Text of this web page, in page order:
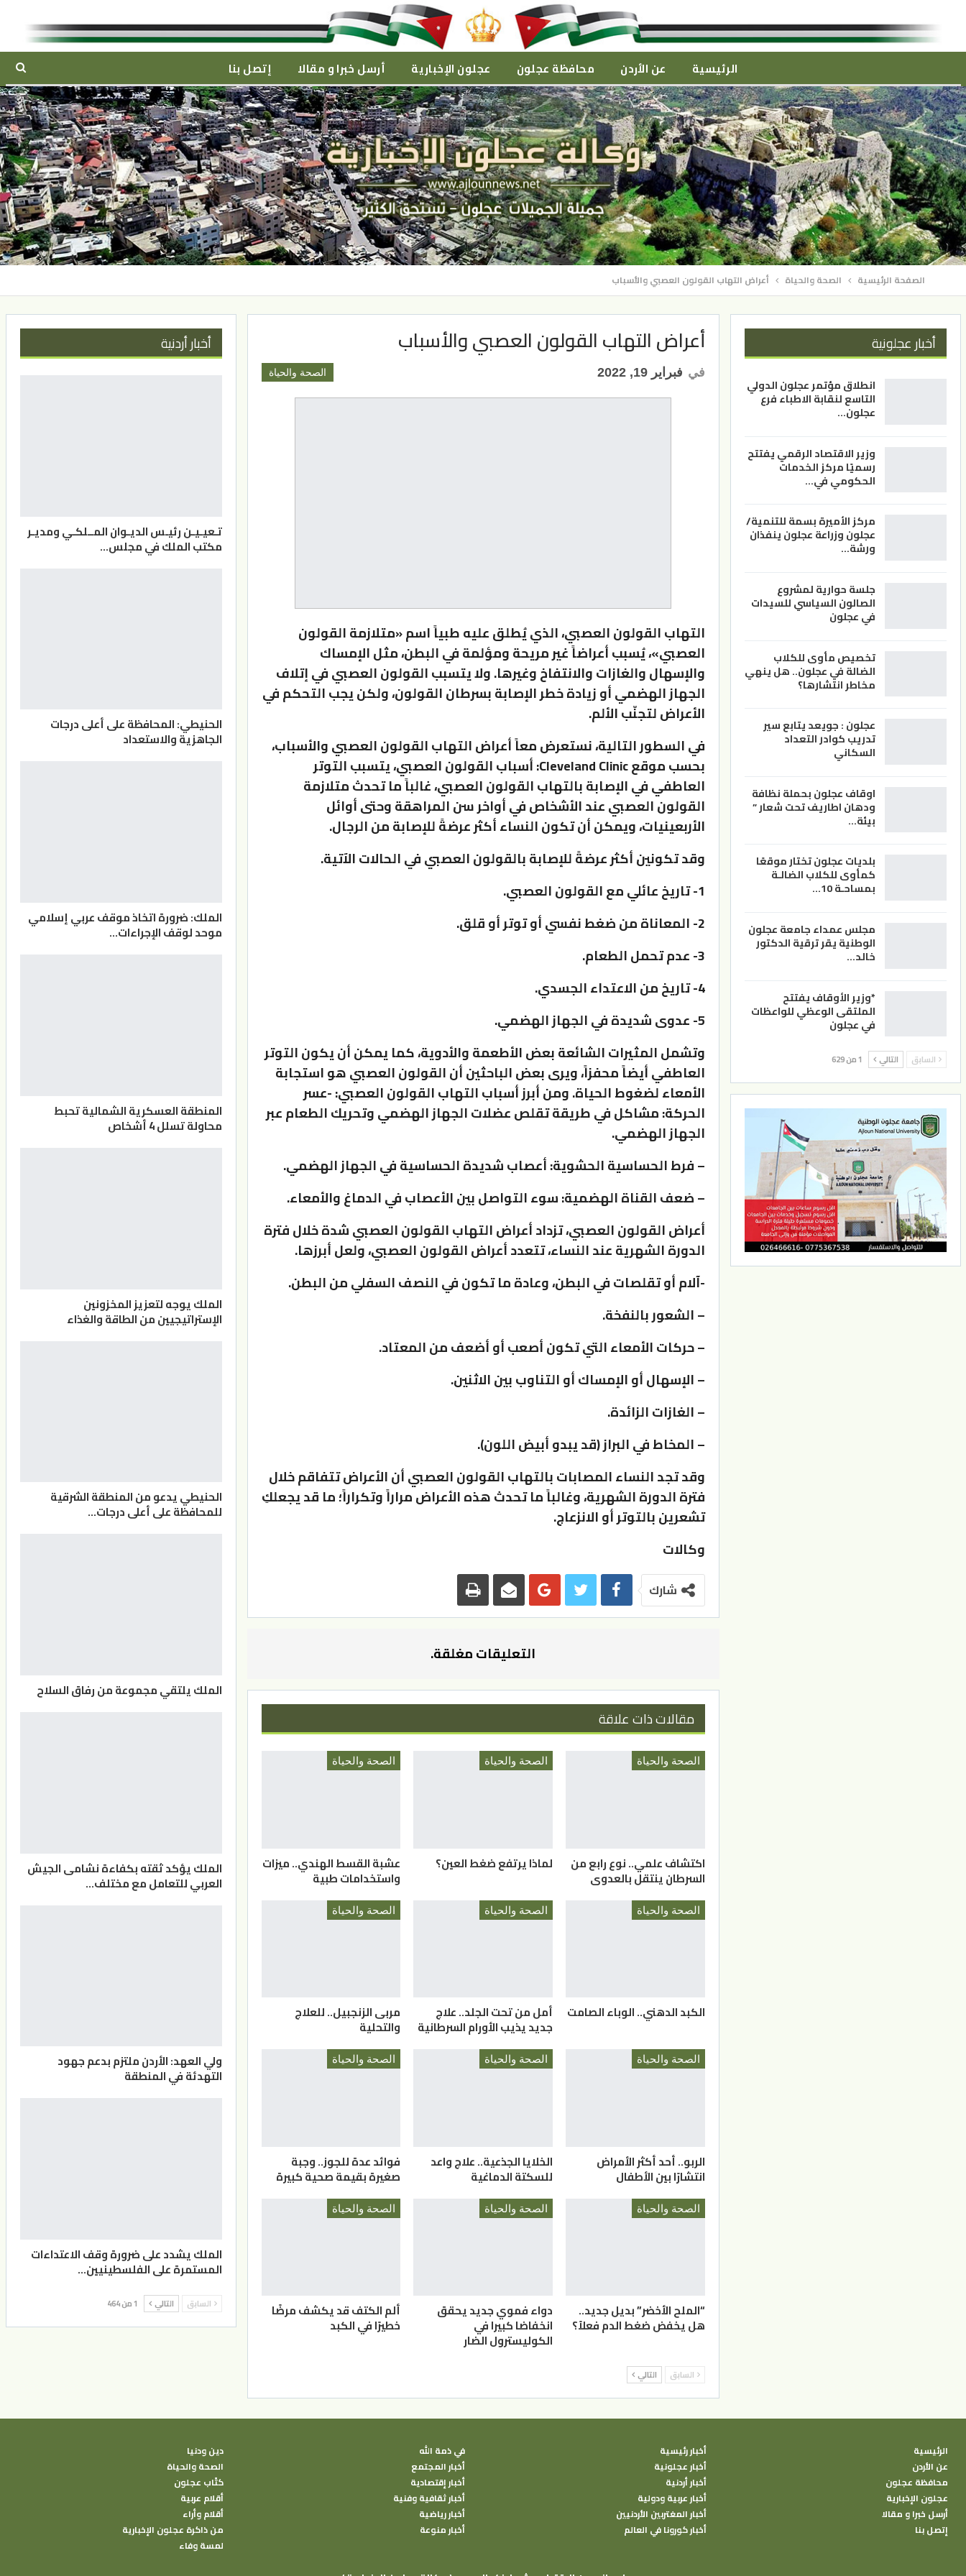
الرئيسية عن الأردن محافظة عجلون عجلون الإخبارية أرسل خبرا و مقالا إتصل بنا
الصفحة الرئيسية الصحة والحياة أعراض التهاب القولون العصبي والأسباب
أعراض التهاب القولون العصبي والأسباب
الصحة والحياة في فبراير 19, 2022
التهاب القولون العصبي، الذي يُطلق عليه طبياً اسم «متلازمة القولون
العصبي»، يُسبب أعراضاً غير مريحة ومؤلمة في البطن، مثل الإمساك
والإسهال والغازات والانتفاخ وغيرها. ولا يتسبب القولون العصبي في إتلاف
الجهاز الهضمي أو زيادة خطر الإصابة بسرطان القولون، ولكن يجب التحكم في
الأعراض لتجنّب الألم.
في السطور التالية، نستعرض معاً أعراض التهاب القولون العصبي والأسباب،
بحسب موقع Cleveland Clinic: أسباب القولون العصبي، يتسبب التوتر
العاطفي في الإصابة بالتهاب القولون العصبي، غالباً ما تحدث متلازمة
القولون العصبي عند الأشخاص في أواخر سن المراهقة وحتى أوائل
الأربعينيات، ويمكن أن تكون النساء أكثر عرضةً للإصابة من الرجال.
وقد تكونين أكثر عرضةً للإصابة بالقولون العصبي في الحالات الآتية.
1- تاريخ عائلي مع القولون العصبي.
2- المعاناة من ضغط نفسي أو توتر أو قلق.
3- عدم تحمل الطعام.
4- تاريخ من الاعتداء الجسدي.
5- عدوى شديدة في الجهاز الهضمي.
وتشمل المثيرات الشائعة بعض الأطعمة والأدوية، كما يمكن أن يكون التوتر
العاطفي أيضاً محفزاً، ويرى بعض الباحثين أن القولون العصبي هو استجابة
الأمعاء لضغوط الحياة. ومن أبرز أسباب التهاب القولون العصبي: -عسر
الحركة: مشاكل في طريقة تقلص عضلات الجهاز الهضمي وتحريك الطعام عبر
الجهاز الهضمي.
– فرط الحساسية الحشوية: أعصاب شديدة الحساسية في الجهاز الهضمي.
– ضعف القناة الهضمية: سوء التواصل بين الأعصاب في الدماغ والأمعاء.
أعراض القولون العصبي، تزداد أعراض التهاب القولون العصبي شدة خلال فترة
الدورة الشهرية عند النساء، تتعدد أعراض القولون العصبي، ولعل أبرزها.
-آلام أو تقلصات في البطن، وعادة ما تكون في النصف السفلي من البطن.
– الشعور بالنفخة.
– حركات الأمعاء التي تكون أصعب أو أضعف من المعتاد.
– الإسهال أو الإمساك أو التناوب بين الاثنين.
– الغازات الزائدة.
– المخاط في البراز (قد يبدو أبيض اللون).
وقد تجد النساء المصابات بالتهاب القولون العصبي أن الأعراض تتفاقم خلال
فترة الدورة الشهرية، وغالباً ما تحدث هذه الأعراض مراراً وتكراراً؛ ما قد يجعلكِ
تشعرين بالتوتر أو الانزعاج.
وكالات
شارك
التعليقات مغلقة.
مقالات ذات علاقة
الصحة والحياة
اكتشاف علمي.. نوع رابع من
السرطان ينتقل بالعدوى
الصحة والحياة
لماذا يرتفع ضغط العين؟
الصحة والحياة
عشبة القسط الهندي.. ميزات
واستخدامات طبية
الصحة والحياة
الكبد الدهني.. الوباء الصامت
الصحة والحياة
أمل من تحت الجلد.. علاج
جديد يذيب الأورام السرطانية
الصحة والحياة
مربى الزنجبيل.. للعلاج
والتحلية
الصحة والحياة
الربو.. أحد أكثر الأمراض
انتشارًا بين الأطفال
الصحة والحياة
الخلايا الجذعية.. علاج واعد
للسكتة الدماغية
الصحة والحياة
فوائد عدة للجوز.. وجبة
صغيرة بقيمة صحية كبيرة
الصحة والحياة
“الملح الأخضر” بديل جديد..
هل يخفض ضغط الدم فعلاً؟
الصحة والحياة
دواء فموي جديد يحقق
انخفاضا كبيرا في
الكوليسترول الضار
الصحة والحياة
ألم الكتف قد يكشف مرضًا
خطيرًا في الكبد
السابق التالي
أخبار عجلونية
انطلاق مؤتمر عجلون الدولي
التاسع لنقابة الاطباء فرع
عجلون…
وزير الاقتصاد الرقمي يفتتح
رسميًا مركز الخدمات
الحكومي في…
مركز الأميرة بسمة للتنمية/
عجلون وزراعة عجلون ينفذان
ورشة…
جلسة حوارية لمشروع
الصالون السياسي للسيدات
في عجلون
تخصيص مأوى للكلاب
الضالة في عجلون.. هل ينهي
مخاطر انتشارها؟
عجلون : جويعد يتابع سير
تدريب كوادر التعداد
السكاني
اوقاف عجلون بحملة نظافة
ودهان اطاريف تحت شعار ”
بيئة…
بلديات عجلون تختار موقعًا
كمأوى للكلاب الضالـة
بمساحـة 10…
مجلس عمداء جامعة عجلون
الوطنية يقر ترقية الدكتور
خالد…
*وزير الأوقاف يفتتح
الملتقى الوعظي للواعظات
في عجلون
السابق التالي 1 من 629
أخبار أردنية
تـعيـيـن رئيـس الديـوان المــلكـي ومديـر
مكتب الملك في مجلس…
الحنيطي: المحافظة على أعلى درجات
الجاهزية والاستعداد
الملك: ضرورة اتخاذ موقف عربي إسلامي
موحد لوقف الإجراءات…
المنطقة العسكرية الشمالية تحبط
محاولة تسلل 4 أشخاص
الملك يوجه لتعزيز المخزونين
الإستراتيجيين من الطاقة والغذاء
الحنيطي يدعو من المنطقة الشرقية
للمحافظة على أعلى درجات…
الملك يلتقي مجموعة من رفاق السلاح
الملك يؤكد ثقته بكفاءة نشامى الجيش
العربي للتعامل مع مختلف…
ولي العهد: الأردن ملتزم بدعم جهود
التهدئة في المنطقة
الملك يشدد على ضرورة وقف الاعتداءات
المستمرة على الفلسطينيين…
السابق التالي 1 من 464
الرئيسية
عن الأردن
محافظة عجلون
عجلون الإخبارية
أرسل خبرا و مقالا
إتصل بنا
أخبار رئيسية
أخبار عجلونية
أخبار أردنية
أخبار عربية ودولية
أخبار المغتربين الأردنيين
أخبار كورونا في العالم
في ذمة الله
أخبار المجتمع
أخبار إقتصادية
أخبار ثقافية وفنية
أخبار رياضية
أخبار منوعة
دين ودنيا
الصحة والحياة
كتًاب عجلون
أقلام عربية
أقلام وأراء
من ذاكرة عجلون الإخبارية
لمسة وفاء